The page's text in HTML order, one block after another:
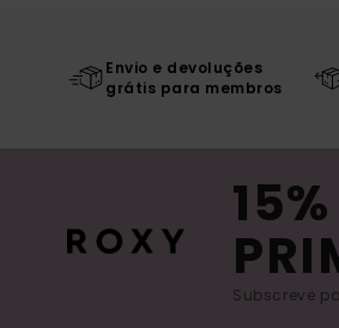
Envio e devoluções
grátis para membros
Subscreve